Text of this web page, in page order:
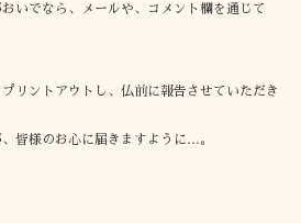
いでなら、メールや、コメント欄を通じて
リントアウトし、仏前に報告させていただき
皆様のお心に届きますように…。